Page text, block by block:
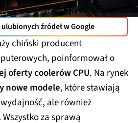
źródeł w Google
chiński producent
poinformował o
oferty coolerów CPU. Na rynek
nowe modele, które stawiają
ale również
Wszystko za sprawą